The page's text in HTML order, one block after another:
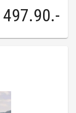
497.90.-